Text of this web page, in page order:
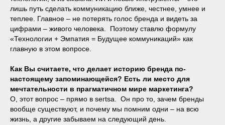
лишь путь сделать коммуникацию ближе, честнее, умнее и
теплее. Главное – не потерять голос бренда и видеть за
цифрами – живого человека. Поэтому ставлю формулу
«Технологии + Эмпатия = Будущее коммуникаций» как
главную в этом вопросе.
Как Вы считаете, что делает историю бренда по-
настоящему запоминающейся? Есть ли место для
мечтательности в прагматичном мире маркетинга?
О, этот вопрос – прямо в sertsa. Он про то, зачем бренды
вообще существуют, и почему мы помним одни – на всю
жизнь, а другие забываем на следующий день.